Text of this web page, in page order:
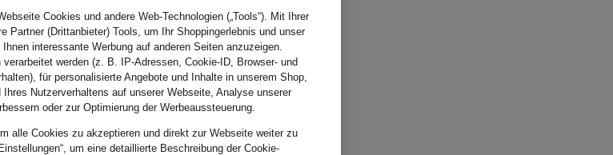
Cookies und andere Web-Technologien („Tools“). Mit Ihrer
Partner (Drittanbieter) Tools, um Ihr Shoppingerlebnis und unser
interessante Werbung auf anderen Seiten anzuzeigen.
verarbeitet werden (z. B. IP-Adressen, Cookie-ID, Browser- und
für personalisierte Angebote und Inhalte in unserem Shop,
Nutzerverhaltens auf unserer Webseite, Analyse unserer
oder zur Optimierung der Werbeaussteuerung.
alle Cookies zu akzeptieren und direkt zur Webseite weiter zu
um eine detaillierte Beschreibung der Cookie-